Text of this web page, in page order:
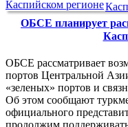
ОБСЕ планирует
ОБСЕ рассматривает
портов Центральной
«зеленых» портов и
Об этом сообщают
официального